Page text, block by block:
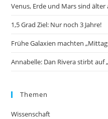
Venus, Erde und Mars sind älter
1,5 Grad Ziel: Nur noch 3 Jahre!
Frühe Galaxien machten
Annabelle: Dan Rivera stirbt auf
Themen
Wissenschaft